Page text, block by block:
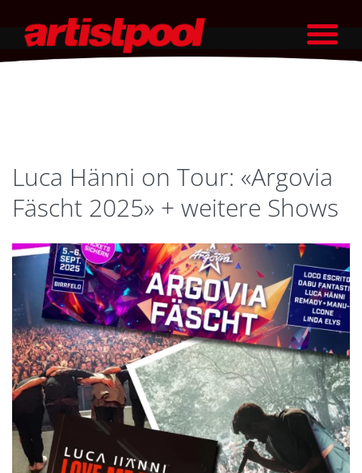
Luca Hänni on Tour: «Argovia
Fäscht 2025» + weitere Shows